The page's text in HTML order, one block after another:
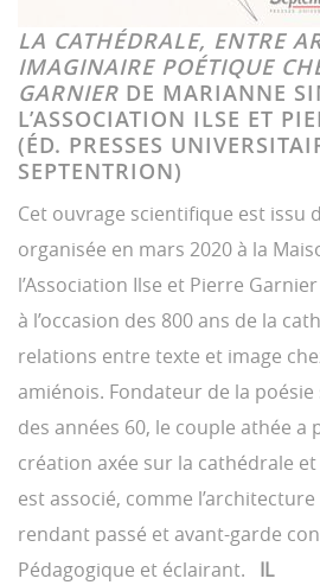
LA CATHÉDRALE, ENTRE
IMAGINAIRE POÉTIQUE
GARNIER DE MARIANNE
L’ASSOCIATION ILSE ET
(ÉD. PRESSES
SEPTENTRION)
Cet ouvrage scientifique est issu
organisée en mars 2020 à la
l’Association Ilse et Pierre
à l’occasion des 800 ans de la
relations entre texte et image
amiénois. Fondateur de la
des années 60, le couple athée
création axée sur la cathédrale
est associé, comme
rendant passé et avant-garde
Pédagogique et éclairant. IL